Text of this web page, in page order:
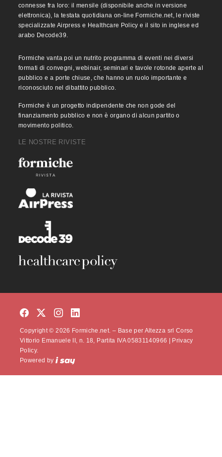
connesse fra loro: il mensile (disponibile anche in versione
elettronica), la testata quotidiana on-line Formiche.net, le riviste
specializzate Airpress e Healthcare Policy e il sito in inglese ed
arabo Decode39.
Formiche vanta poi un nutrito programma di eventi nei diversi
formati di convegni, webinair, seminari e tavole rotonde aperte al
pubblico e a porte chiuse, che hanno un ruolo importante e
riconosciuto nel dibattito pubblico.
Formiche è un progetto indipendente che non gode del
finanziamento pubblico e non è organo di alcun partito o
movimento politico.
LE NOSTRE RIVISTE
Copyright © 2026 Formiche.net. – Base per Altezza srl Corso
Vittorio Emanuele II, n. 18, Partita IVA 05831140966 |
Privacy
Policy.
Powered by